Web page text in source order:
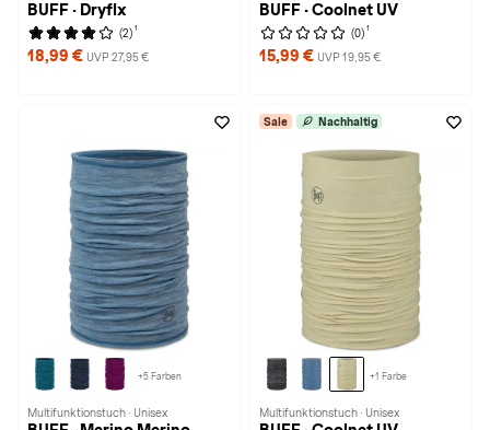
BUFF · Dryflx
(2) 1
18,99 € UVP 27,95 €
BUFF · Coolnet UV
(0) 1
15,99 € UVP 19,95 €
+5 Farben
Multifunktionstuch · Unisex
Sale Nachhaltig
+1 Farbe
Multifunktionstuch · Unisex